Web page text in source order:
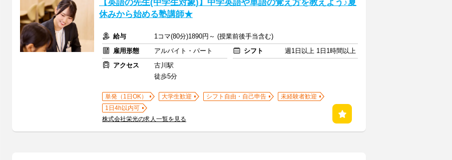
【英語の先生(中学生対象)】中学英語や単語の覚え方を教えよう♪夏
休みから始める塾講師★
給与
1コマ(80分)1890円～ (授業前後手当含む)
雇用形態
アルバイト・パート シフト
週1日以上 1日1時間以上
アクセス
古川駅
徒歩5分
単発（1日OK） 大学生歓迎 シフト自由・自己申告
未経験者歓迎
1日4h以内可
株式会社栄光の求人一覧を見る